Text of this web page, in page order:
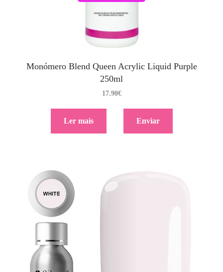
Monómero Blend Queen Acrylic Liquid Purple
250ml
17.90€
Ler mais Enviar